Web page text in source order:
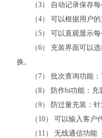
（3） 自动记录保存每
（4） 可以根据用户的
（5） 可以直观显示每
（6） 充装界面可以选
换。
（7） 批次查询功能：
（8） 防作bi功能：充
（9） 防过量充装：针
（10） 可以输入客户代
（11） 无线通信功能（